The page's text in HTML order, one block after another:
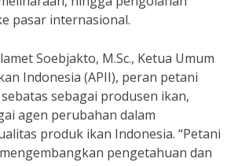
pasar internasional.
Soebjakto, M.Sc., Ketua Umum
Indonesia (APII), peran petani
sebagai produsen ikan,
agen perubahan dalam
produk ikan Indonesia. “Petani
pengetahuan dan